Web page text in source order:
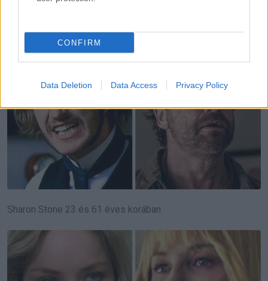
CONFIRM
Data Deletion Data Access Privacy Policy
Sharon Stone 23 és 61 éves korában